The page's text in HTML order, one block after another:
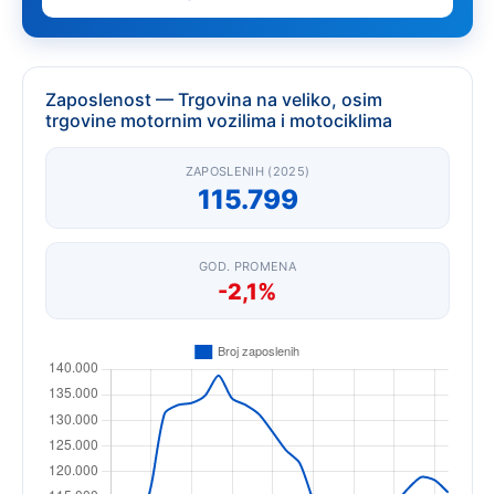
Zaposlenost — Trgovina na veliko, osim
trgovine motornim vozilima i motociklima
ZAPOSLENIH (2025)
115.799
GOD. PROMENA
-2,1%